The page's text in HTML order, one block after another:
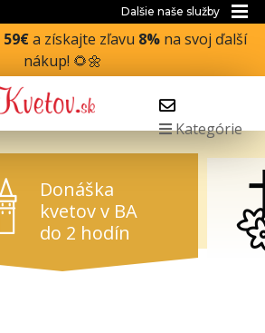
Dalšie naše služby
59€a získajte zľavu 8%na svoj ďalší
nákup! 🌻🌼
Kategórie
Donáška
kvetov v BA
do 2 hodín